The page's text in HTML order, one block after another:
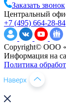
Заказать звонок
Центральный
+7 (495) 664-28-84
Copyright© ООО
Информация на
Политика